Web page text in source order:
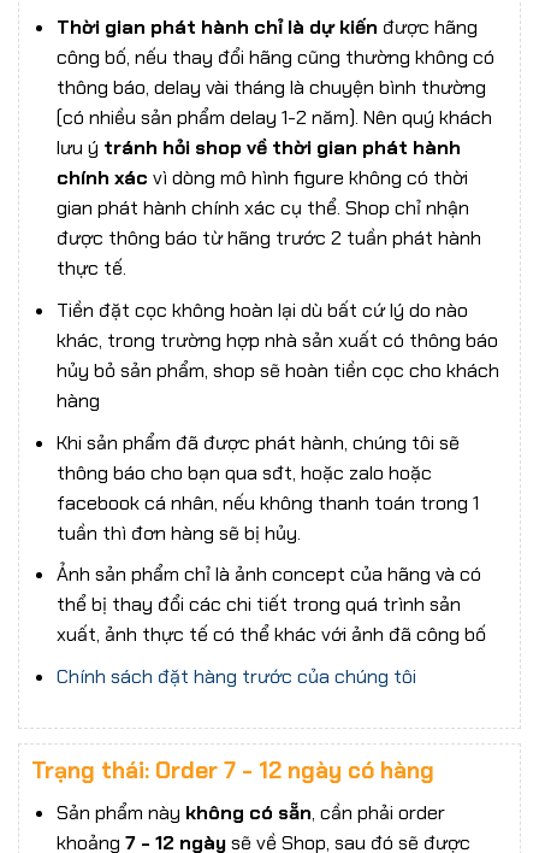
Thời gian phát hành chỉ là dự kiến được hãng
công bố, nếu thay đổi hãng cũng thường không có
thông báo, delay vài tháng là chuyện bình thường
(có nhiều sản phẩm delay 1-2 năm). Nên quý khách
lưu ý tránh hỏi shop về thời gian phát hành
chính xác vì dòng mô hình figure không có thời
gian phát hành chính xác cụ thể. Shop chỉ nhận
được thông báo từ hãng trước 2 tuần phát hành
thực tế.
Tiền đặt cọc không hoàn lại dù bất cứ lý do nào
khác, trong trường hợp nhà sản xuất có thông báo
hủy bỏ sản phẩm, shop sẽ hoàn tiền cọc cho khách
hàng
Khi sản phẩm đã được phát hành, chúng tôi sẽ
thông báo cho bạn qua sđt, hoặc zalo hoặc
facebook cá nhân, nếu không thanh toán trong 1
tuần thì đơn hàng sẽ bị hủy.
Ảnh sản phẩm chỉ là ảnh concept của hãng và có
thể bị thay đổi các chi tiết trong quá trình sản
xuất, ảnh thực tế có thể khác với ảnh đã công bố
Chính sách đặt hàng trước của chúng tôi
Trạng thái: Order 7 - 12 ngày có hàng
Sản phẩm này không có sẵn, cần phải order
khoảng 7 - 12 ngàysẽ về Shop, sau đó sẽ được